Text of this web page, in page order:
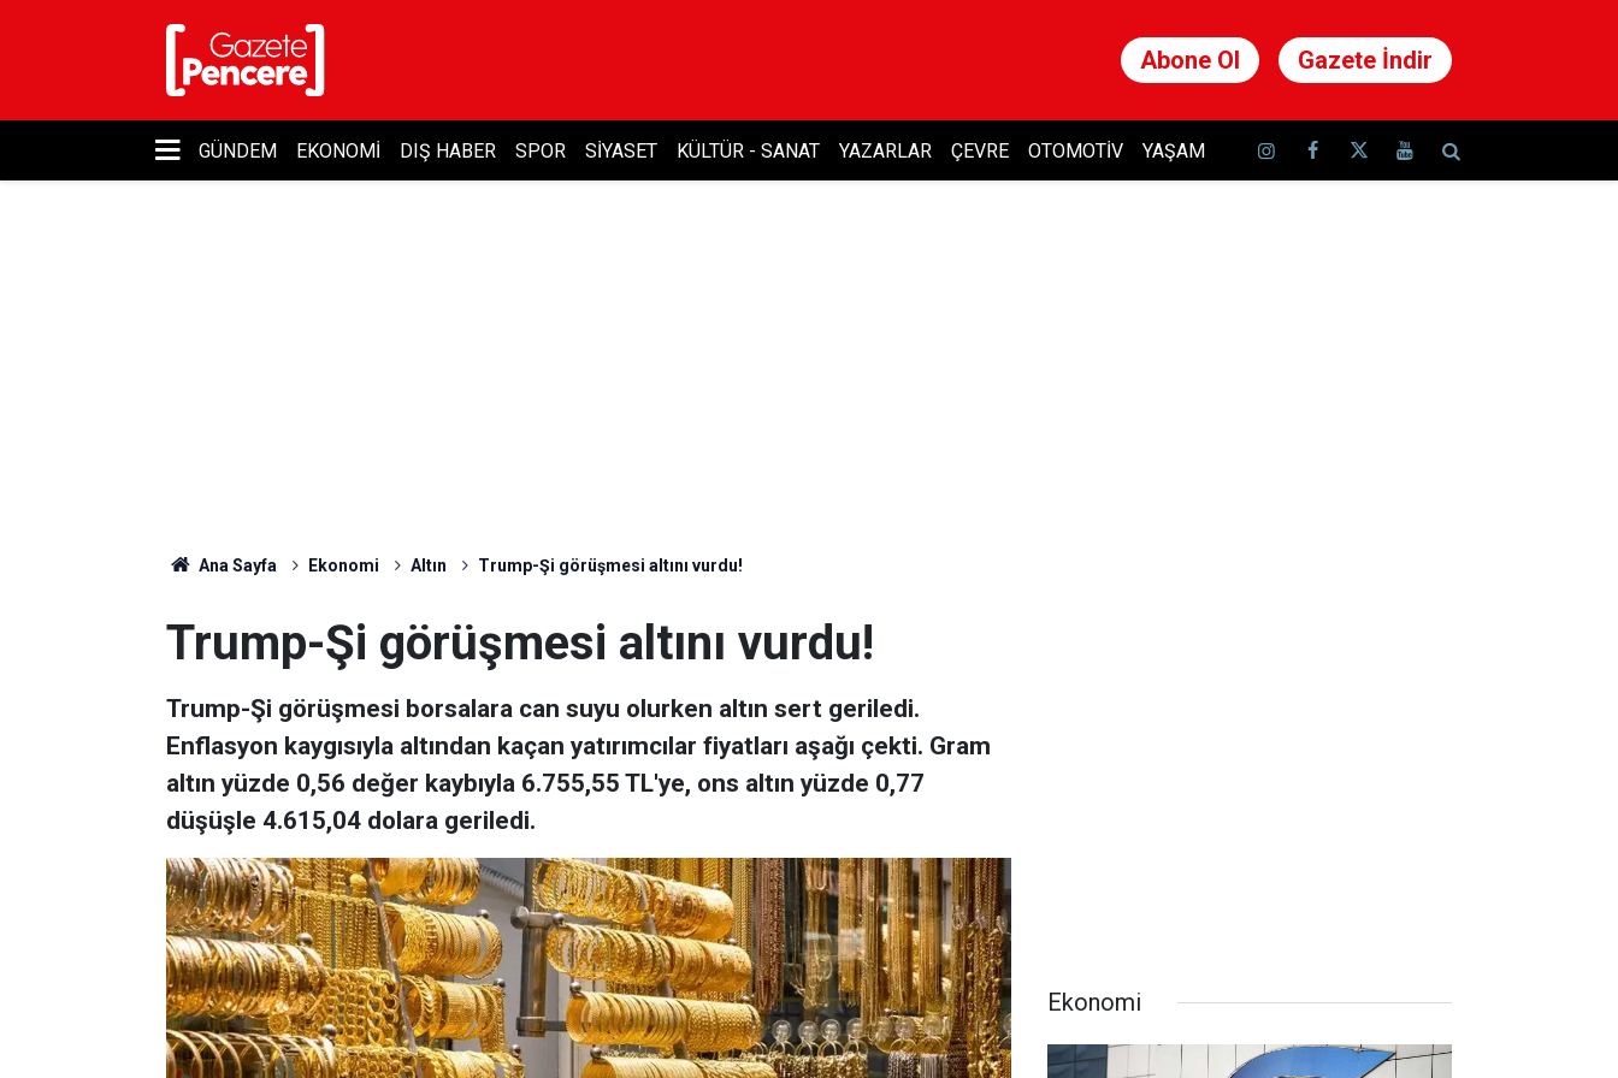
Abone Ol Gazete İndir
GÜNDEM EKONOMI DIŞ HABER SPOR SIYASET KÜLTÜR - SANAT YAZARLAR ÇEVRE OTOMOTIV YAŞAM
Ana Sayfa Ekonomi Altın Trump-Şi görüşmesi altını vurdu!
Trump-Şi görüşmesi altını vurdu!
Trump-Şi görüşmesi borsalara can suyu olurken altın sert geriledi.
Enflasyon kaygısıyla altından kaçan yatırımcılar fiyatları aşağı çekti. Gram
altın yüzde 0,56 değer kaybıyla 6.755,55 TL'ye, ons altın yüzde 0,77
düşüşle 4.615,04 dolara geriledi.
Ekonomi